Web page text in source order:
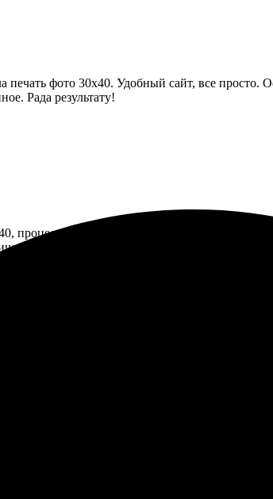
печать фото 30х40. Удобный сайт, все просто.
Рада результату!
процесс простой и понятный. Зашла на сайт,
не помялось. Еще закажу, уже планирую
и четкой. Заказ оформила на сайте, все
результатом, рекомендую!